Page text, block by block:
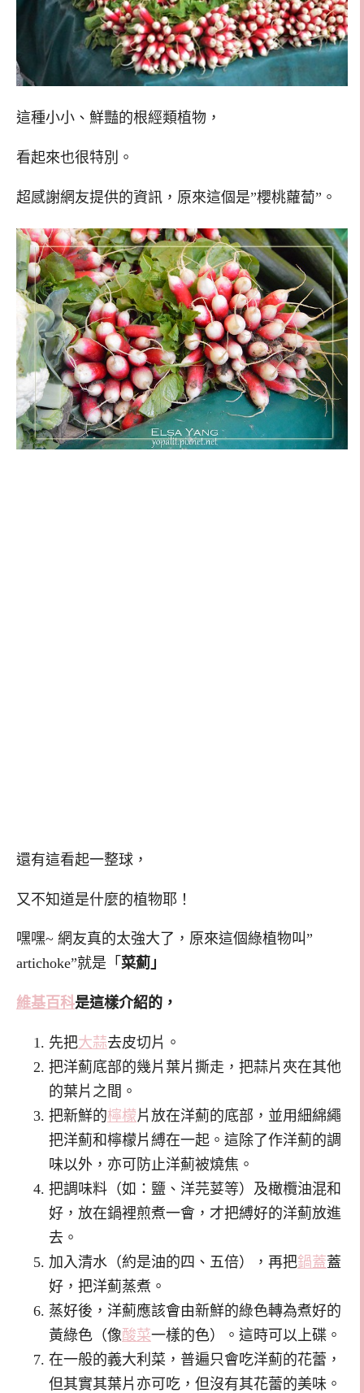
這種小小、鮮豔的根經類植物，
看起來也很特別。
超感謝網友提供的資訊，原來這個是”櫻桃蘿蔔”。
還有這看起一整球，
又不知道是什麼的植物耶！
嘿嘿~ 網友真的太強大了，原來這個綠植物叫”
artichoke”就是「 菜薊」
維基百科是這樣介紹的，
先把大蒜去皮切片。
把洋薊底部的幾片葉片撕走，把蒜片夾在其他
的葉片之間。
把新鮮的檸檬片放在洋薊的底部，並用細綿繩
把洋薊和檸檬片縛在一起。這除了作洋薊的調
味以外，亦可防止洋薊被燒焦。
把調味料（如：鹽、洋芫荽等）及橄欖油混和
好，放在鍋裡煎煮一會，才把縛好的洋薊放進
去。
加入清水（約是油的四、五倍），再把鍋蓋蓋
好，把洋薊蒸煮。
蒸好後，洋薊應該會由新鮮的綠色轉為煮好的
黃綠色（像酸菜一樣的色）。這時可以上碟。
在一般的義大利菜，普遍只會吃洋薊的花蕾，
但其實其葉片亦可吃，但沒有其花蕾的美味。